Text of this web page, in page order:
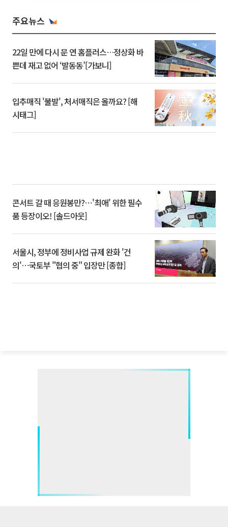
주요뉴스
22일 만에 다시 문 연 홈플러스…정상화 바
쁜데 재고 없어 ‘발동동’[가보니]
입추매직 '불발', 처서매직은 올까요? [해
시태그]
콘서트 갈 때 응원봉만?⋯'최애' 위한 필수
품 등장이오! [솔드아웃]
서울시, 정부에 정비사업 규제 완화 '건
의'⋯국토부 "협의 중" 입장만 [종합]